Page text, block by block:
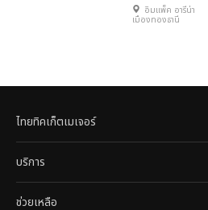
อิมแพ็ค อารีน่า
เมืองทองธานี
ไทยทิคเก็ตเมเจอร์
บริการ
ช่วยเหลือ